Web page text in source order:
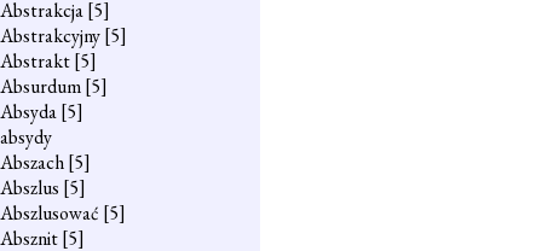
Abstrakcja[5]
Abstrakcyjny[5]
Abstrakt[5]
Absurdum[5]
Absyda[5]
absydy
Abszach[5]
Abszlus [5]
Abszlusować [5]
Absznit[5]